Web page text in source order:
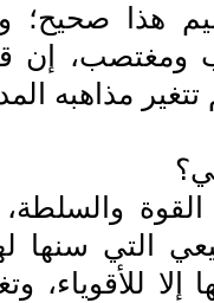
هذا صحيح؛
ومغتصب، إن
مذاهبه
التي سنها
للأقوياء،